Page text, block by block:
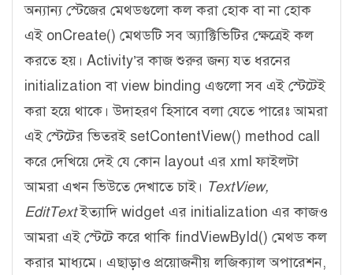
অন্যান্য স্টেজের মেথডগুলো কল করা হোক বা না হোক
এই onCreate() মেথডটি সব অ্যাক্টিভিটির ক্ষেত্রেই কল
করতে হয়। Activity’র কাজ শুরুর জন্য যত ধরনের
initialization বা view binding এগুলো সব এই স্টেটেই
করা হয়ে থাকে। উদাহরণ হিসাবে বলা যেতে পারেঃ আমরা
এই স্টেটের ভিতরই setContentView() method call
করে দেখিয়ে দেই যে কোন layout এর xml ফাইলটা
আমরা এখন ভিউতে দেখাতে চাই। TextView,
EditTextইত্যাদি widget এর initialization এর কাজও
আমরা এই স্টেটে করে থাকি findViewById() মেথড কল
করার মাধ্যমে। এছাড়াও প্রয়োজনীয় লজিক্যাল অপারেশন,